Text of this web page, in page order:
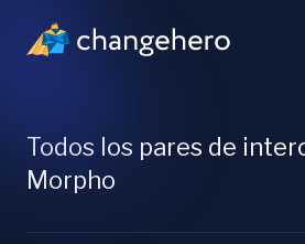
Todos los pares de
Morpho